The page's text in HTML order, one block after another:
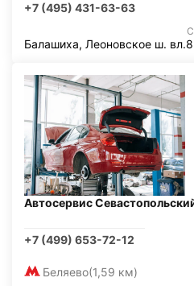
+7 (495) 431-63-63
Балашиха, Леоновское ш. вл.8
Автосервис
+7 (499) 653-72-12
Беляево(1,59 км)